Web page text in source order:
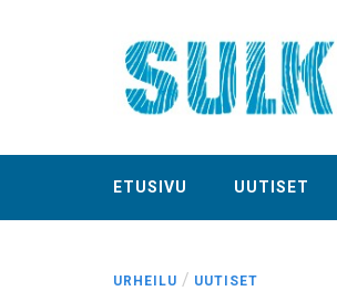
ETUSIVU UUTISET
URHEILU / UUTISET